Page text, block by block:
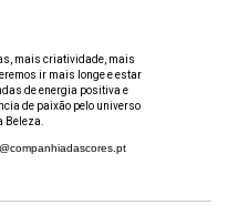
mais criatividade, mais
ir mais longe e estar
de energia positiva e
de paixão pelo universo
Beleza.